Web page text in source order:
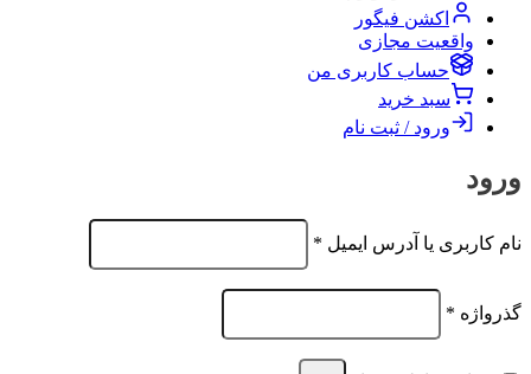
اکشن فیگور
واقعیت مجازی
حساب کاربری من
سبد خرید
ورود / ثبت نام
ورود
نام کاربری یا آدرس ایمیل *
الزامی
گذرواژه *
الزامی